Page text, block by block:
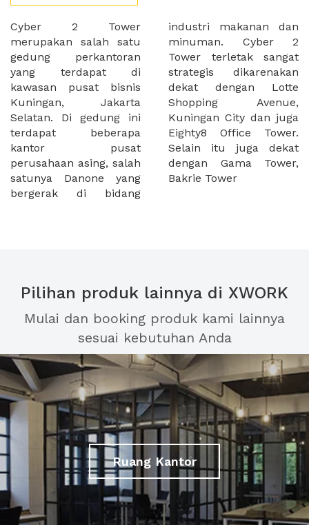
Cyber 2 Tower
merupakan salah satu
gedung perkantoran
yang terdapat di
kawasan pusat bisnis
Kuningan, Jakarta
Selatan. Di gedung ini
terdapat beberapa
kantor pusat
perusahaan asing, salah
satunya Danone yang
bergerak di bidang
industri makanan dan
minuman. Cyber 2
Tower terletak sangat
strategis dikarenakan
dekat dengan Lotte
Shopping Avenue,
Kuningan City dan juga
Eighty8 Office Tower.
Selain itu juga dekat
dengan Gama Tower,
Bakrie Tower
Pilihan produk lainnya di XWORK
Mulai dan booking produk kami lainnya
sesuai kebutuhan Anda
Ruang Kantor